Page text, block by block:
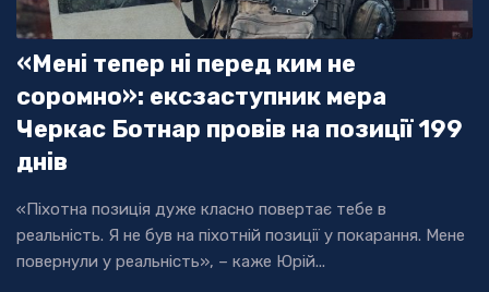
«Мені тепер ні перед ким не
соромно»: ексзаступник мера
Черкас Ботнар провів на позиції 199
днів
«Піхотна позиція дуже класно повертає тебе в
реальність. Я не був на піхотній позиції у покарання. Мене
повернули у реальність», – каже Юрій...